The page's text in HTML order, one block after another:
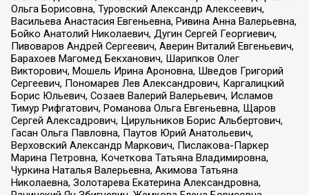
Ольга Борисовна, Туровский Александр Алексеевич,
Васильева Анастасия Евгеньевна, Ривина Анна Валерьевна,
Бойко Анатолий Николаевич, Дугин Сергей Георгиевич,
Пивоваров Андрей Сергеевич, Аверин Виталий Евгеньевич,
Барахоев Магомед Бекханович, Шарипков Олег
Викторович, Мошель Ирина Ароновна, Шведов Григорий
Сергеевич, Пономарев Лев Александрович, Каргалицкий
Борис Юльевич, Созаев Валерий Валерьевич, Исламов
Тимур Рифгатович, Романова Ольга Евгеньевна, Щаров
Сергей Алексадрович, Цирульников Борис Альбертович,
Гасан Ольга Павловна, Паутов Юрий Анатольевич,
Верховский Александр Маркович, Пислакова-Паркер
Марина Петровна, Кочеткова Татьяна Владимировна,
Чуркина Наталья Валерьевна, Акимова Татьяна
Николаевна, Золотарева Екатерина Александровна,